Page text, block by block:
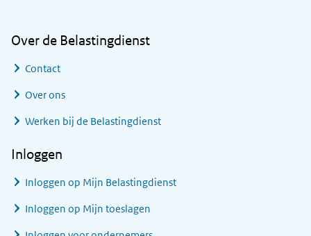
Over de Belastingdienst
Contact
Over ons
Werken bij de Belastingdienst
Inloggen
Inloggen op Mijn Belastingdienst
Inloggen op Mijn toeslagen